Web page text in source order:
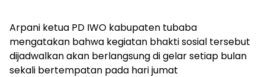
Arpani ketua PD IWO kabupaten tubaba
mengatakan bahwa kegiatan bhakti sosial tersebut
dijadwalkan akan berlangsung di gelar setiap bulan
sekali bertempatan pada hari jumat